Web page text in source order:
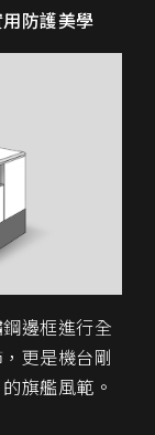
防護美學
邊框進行全
更是機台剛
旗艦風範。